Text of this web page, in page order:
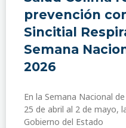
prevención
Sincitial
Semana
2026
En la Semana Nacional
25 de abril al 2 de mayo,
Gobierno del Estado